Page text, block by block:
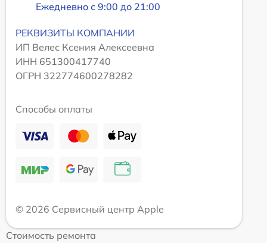
Ежедневно с 9:00 до 21:00
РЕКВИЗИТЫ КОМПАНИИ
ИП Велес Ксения Алексеевна
ИНН 651300417740
ОГРН 322774600278282
Способы оплаты
© 2026 Сервисный центр Apple
Стоимость ремонта